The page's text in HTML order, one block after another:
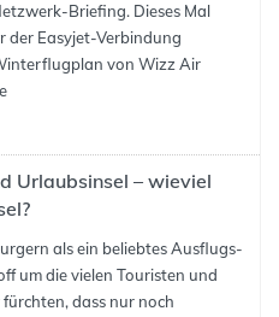
Briefing. Dieses Mal
der Easyjet-Verbindung
von Wizz Air
Urlaubsinsel – wieviel
als ein beliebtes Ausflugs-
um die vielen Touristen und
dass nur noch